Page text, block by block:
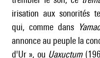
irisation aux sonorités
qui, comme dans
annonce au peuple la
d'Ur », ou Uaxuctum